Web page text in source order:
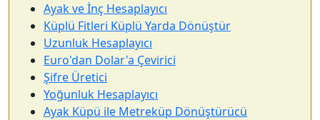
Ayak ve İnç Hesaplayıcı
Küplü Fitleri Küplü Yarda Dönüştür
Uzunluk Hesaplayıcı
Euro'dan Dolar'a Çevirici
Şifre Üretici
Yoğunluk Hesaplayıcı
Ayak Küpü ile Metreküp Dönüştürücü